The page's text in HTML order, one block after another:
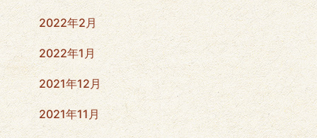
2022年2月
2022年1月
2021年12月
2021年11月